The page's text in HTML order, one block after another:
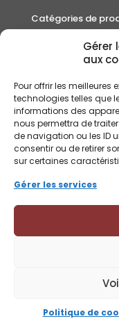
Gérer
aux
Pour offrir les meilleures
technologies telles que
informations des
nous permettra de
de navigation ou les ID
consentir ou de retirer
sur certaines
Gérer les services
Politique de
Catégories de
Autour du
Rooibos et
Thés